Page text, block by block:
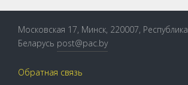
Московская 17, Минск, 220007, Республика
Беларусь post@pac.by
Обратная связь